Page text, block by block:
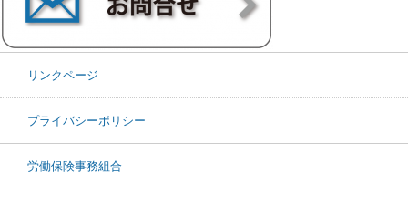
リンクページ
プライバシーポリシー
労働保険事務組合